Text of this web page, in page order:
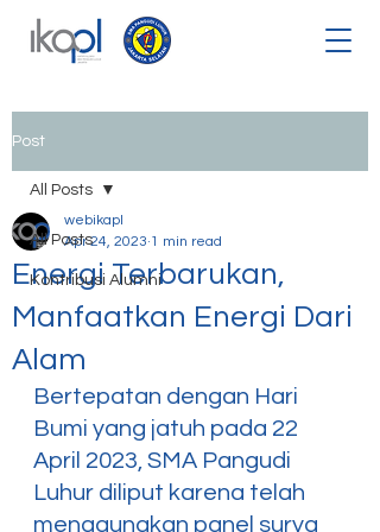
Post
All Posts
Kontribusi Alumni
All Posts
Energi Terbarukan,
Manfaatkan Energi Dari
Alam
webikapl
Apr 24, 2023 1 min read
Bertepatan dengan Hari
Bumi yang jatuh pada 22
April 2023, SMA Pangudi
Luhur diliput karena telah
menggunakan panel surya